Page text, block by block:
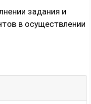
задания и
в осуществлении